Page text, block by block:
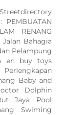
RENANG
Jalan Bahagia
Pelampung
en buy toys
Baby and
Dolphin
Jaya Pool
Swiming